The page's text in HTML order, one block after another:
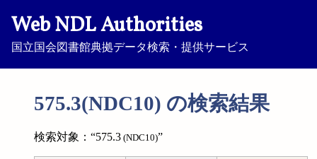
Web NDL Authorities
国立国会図書館典拠データ検索・提供サービス
575.3(NDC10) の検索結果
検索対象：“575.3 (NDC10)”